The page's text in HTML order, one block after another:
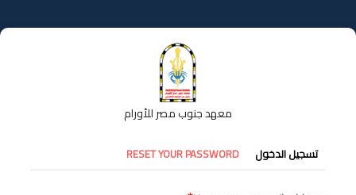
إلى
المحتوى
معهد جنوب مصر للأورام
التبويبات
الأساسية
تسجيل الدخول RESET YOUR PASSWORD